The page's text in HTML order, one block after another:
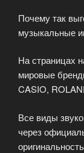
Почему так
музыкальные
На страницах
мировые
CASIO,
Все виды
через